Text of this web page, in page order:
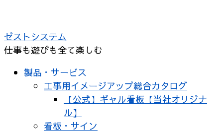
テ
ン
ゼストシステム
仕事も遊びも全て楽しむ
製品・サービス
工事用イメージアップ総合カタログ
【公式】ギャル看板【当社オリジナ
ル】
看板・サイン